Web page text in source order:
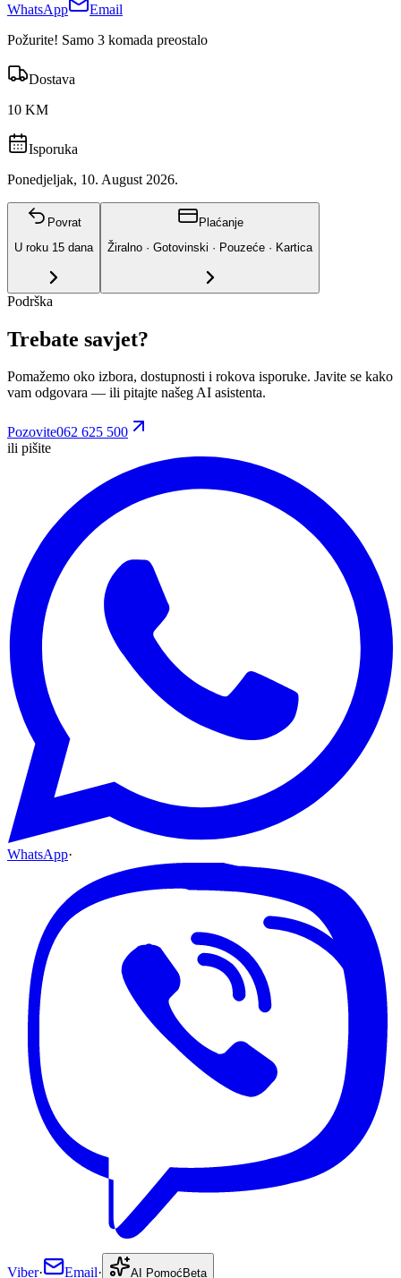
WhatsApp
Email
Požurite! Samo 3 komada preostalo
Dostava
10 KM
Isporuka
Ponedjeljak, 10. August 2026.
Povrat
U roku 15 dana
Plaćanje
Žiralno · Gotovinski · Pouzeće · Kartica
Podrška
Trebate savjet?
Pomažemo oko izbora, dostupnosti i rokova isporuke. Javite se kako
vam odgovara — ili pitajte našeg AI asistenta.
Pozovite062 625 500
ili pišite
WhatsApp·
Viber· Email· AI Pomoć Beta